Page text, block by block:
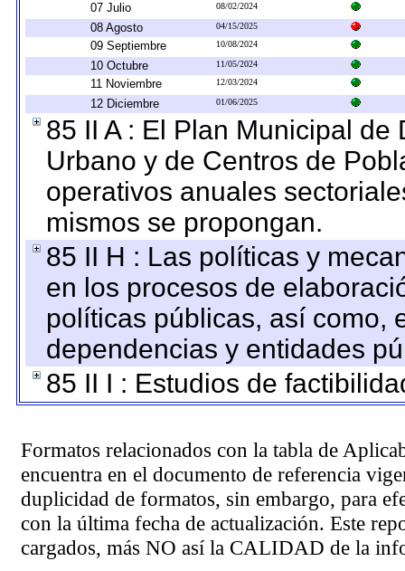
07 Julio 08/02/2024
08 Agosto 04/15/2025
09 Septiembre 10/08/2024
10 Octubre 11/05/2024
11 Noviembre 12/03/2024
12 Diciembre 01/06/2025
85 II A : El Plan Municipal
Urbano y de Centros de
operativos anuales
mismos se propongan.
85 II H : Las políticas y
en los procesos de
políticas públicas, así como,
dependencias y entidades
85 II I : Estudios de
Formatos relacionados con la tabla de
encuentra en el documento de referencia
duplicidad de formatos, sin embargo, para
con la última fecha de actualización. Este
cargados, más NO así la CALIDAD de la